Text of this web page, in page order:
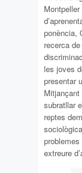
ponència,
recerca
les joves
presentar
subratllar
reptes
extreure